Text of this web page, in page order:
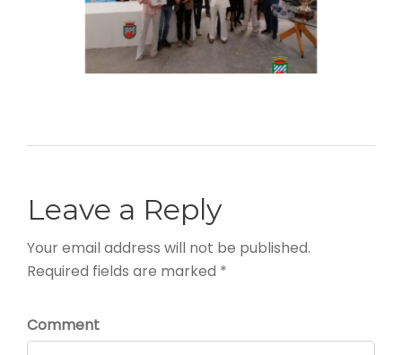
Leave a Reply
Your email address will not be published.
Required fields are marked *
Comment